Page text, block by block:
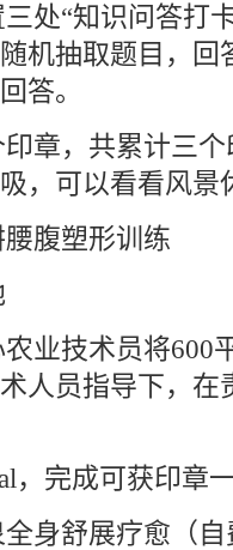
处“知识问答打
机抽取题目，回
答。
章，共累计三
，可以看看风景
腹塑形训练
业技术员将600
人员指导下，在
，完成可获印章
身舒展疗愈（自